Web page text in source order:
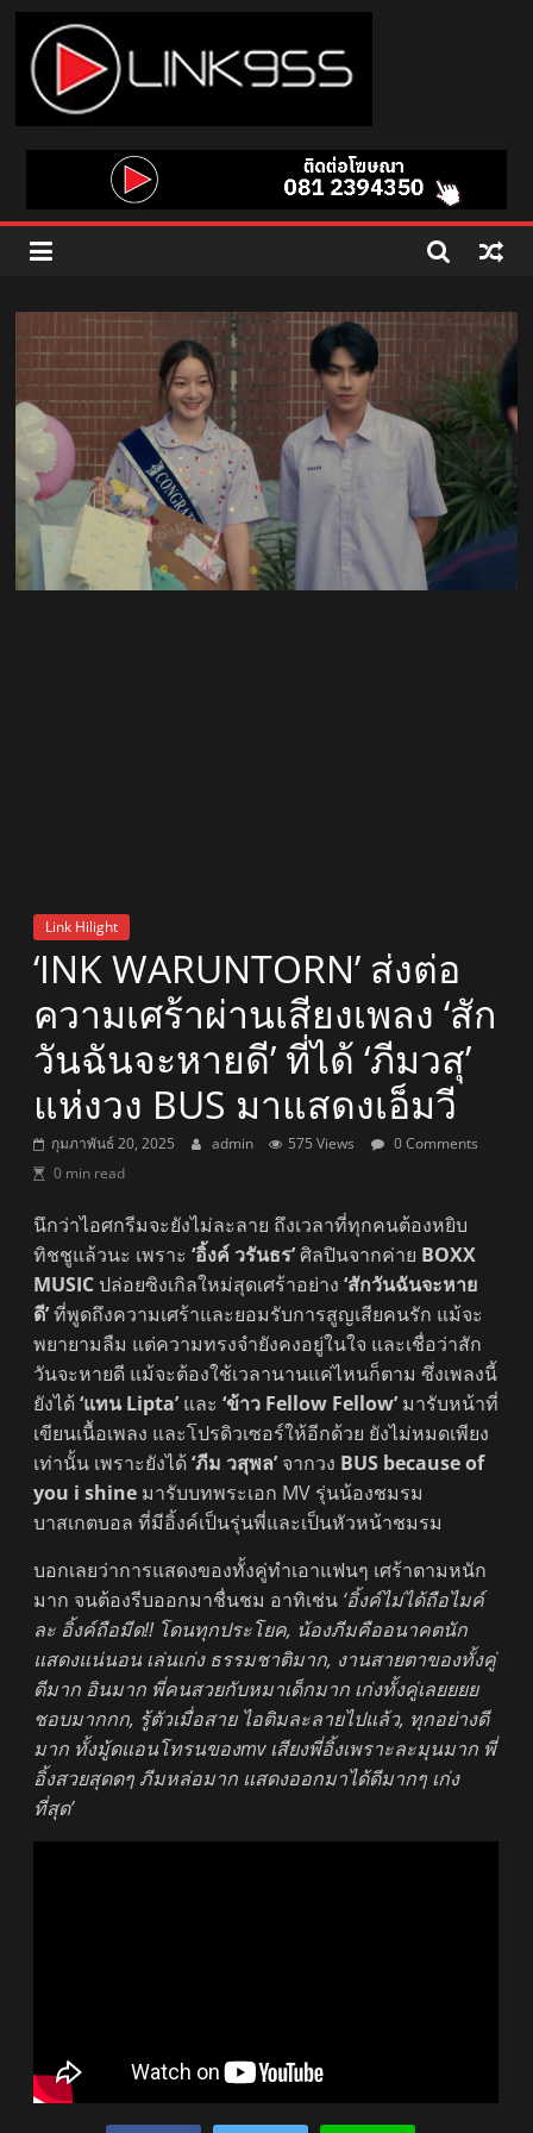
Skip
content
Link
95.5
คลื่น
เพลง
ฮิต
สุด
คูล
สถานี
FM
ลพบุรี
Link Hilight
‘INK WARUNTORN’ ส่งต่อ
ความเศร้าผ่านเสียงเพลง ‘สัก
วันฉันจะหายดี’ ที่ได้ ‘ภีมวสุ’
แห่งวง BUS มาแสดงเอ็มวี
กุมภาพันธ์ 20, 2025 admin 575 Views
0 Comments
0 min read
นึกว่าไอศกรีมจะยังไม่ละลาย ถึงเวลาที่ทุกคนต้องหยิบ
ทิชชูแล้วนะ เพราะ‘อิ้งค์ วรันธร’ศิลปินจากค่าย BOXX
MUSIC ปล่อยซิงเกิลใหม่สุดเศร้าอย่าง ‘สักวันฉันจะหาย
ดี’ที่พูดถึงความเศร้าและยอมรับการสูญเสียคนรัก แม้จะ
พยายามลืม แต่ความทรงจำยังคงอยู่ในใจ และเชื่อว่าสัก
วันจะหายดี แม้จะต้องใช้เวลานานแค่ไหนก็ตาม ซึ่งเพลงนี้
ยังได้‘แทน Lipta’และ‘ข้าว Fellow Fellow’มารับหน้าที่
เขียนเนื้อเพลง และโปรดิวเซอร์ให้อีกด้วย ยังไม่หมดเพียง
เท่านั้น เพราะยังได้‘ภีม วสุพล’จากวง BUS because of
you i shine มารับบทพระเอก MV รุ่นน้องชมรม
บาสเกตบอล ที่มีอิ้งค์เป็นรุ่นพี่และเป็นหัวหน้าชมรม
บอกเลยว่าการแสดงของทั้งคู่ทำเอาแฟนๆ เศร้าตามหนัก
มาก จนต้องรีบออกมาชื่นชม อาทิเช่น ‘อิ้งค์ไม่ได้ถือไมค์
ละ อิ้งค์ถือมีด!! โดนทุกประโยค, น้องภีมคืออนาคตนัก
แสดงแน่นอน เล่นเก่ง ธรรมชาติมาก, งานสายตาของทั้งคู่
ดีมาก อินมาก พี่คนสวยกับหมาเด็กมาก เก่งทั้งคู่เลยยยย
ชอบมากกก, รู้ตัวเมื่อสาย ไอติมละลายไปแล้ว, ทุกอย่างดี
มาก ทั้งมู้ดแอนโทรนของmv เสียงพี่อิ้งเพราะละมุนมาก พี่
อิ้งสวยสุดดๆ ภีมหล่อมาก แสดงออกมาได้ดีมากๆ เก่ง
ที่สุด’